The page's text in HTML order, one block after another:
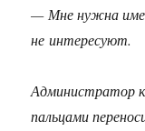
— Мне нужна
не интересуют.
Администратор
пальцами